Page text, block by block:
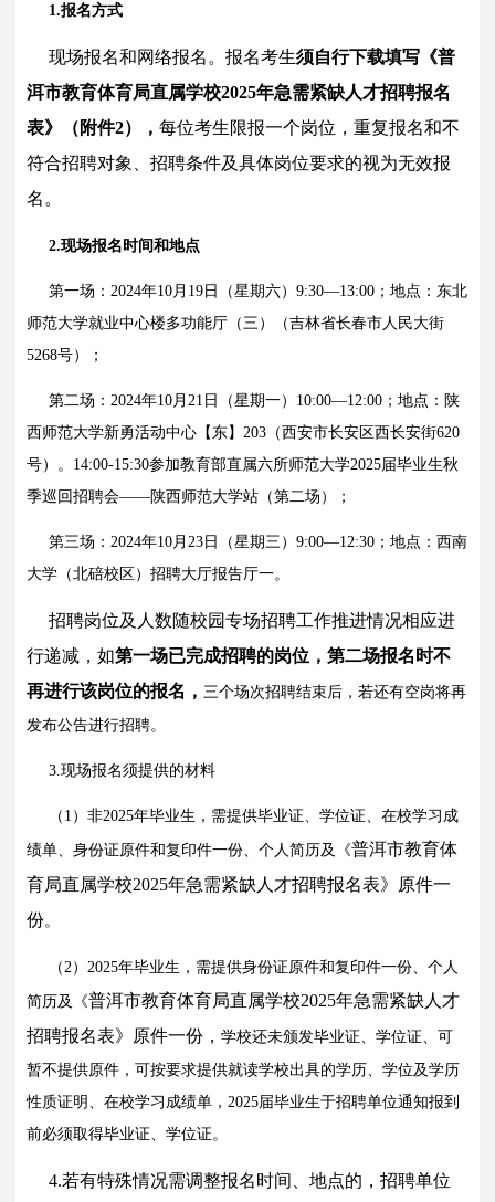
1.报名方式
现场报名和网络报名。报名考生须自行下载填写《普
洱市教育体育局直属学校2025年急需紧缺人才招聘报名
表》（附件2），每位考生限报一个岗位，重复报名和不
符合招聘对象、招聘条件及具体岗位要求的视为无效报
名。
2.现场报名时间和地点
第一场：2024年10月19日（星期六）9:30—13:00；地点：东北
师范大学就业中心楼多功能厅（三）（吉林省长春市人民大街
5268号）；
第二场：2024年10月21日（星期一）10:00—12:00；地点：陕
西师范大学新勇活动中心【东】203（西安市长安区西长安街620
号）。14:00-15:30参加教育部直属六所师范大学2025届毕业生秋
季巡回招聘会——陕西师范大学站（第二场）；
第三场：2024年10月23日（星期三）9:00—12:30；地点：西南
大学（北碚校区）招聘大厅报告厅一。
招聘岗位及人数随校园专场招聘工作推进情况相应进
行递减，如第一场已完成招聘的岗位，第二场报名时不
再进行该岗位的报名， 三个场次招聘结束后，若还有空岗将再
发布公告进行招聘。
3.现场报名须提供的材料
（1）非2025年毕业生，需提供毕业证、学位证、在校学习成
绩单、身份证原件和复印件一份、个人简历及《普洱市教育体
育局直属学校2025年急需紧缺人才招聘报名表》原件一
份。
（2）2025年毕业生，需提供身份证原件和复印件一份、个人
简历及《普洱市教育体育局直属学校2025年急需紧缺人才
招聘报名表》原件一份，学校还未颁发毕业证、学位证、可
暂不提供原件，可按要求提供就读学校出具的学历、学位及学历
性质证明、在校学习成绩单， 2025届毕业生于招聘单位通知报到
前必须取得毕业证、学位证。
4.若有特殊情况需调整报名时间、地点的，招聘单位